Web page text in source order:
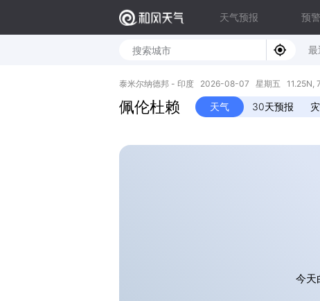
天气预报 预警
最
泰米尔纳德邦 - 印度 2026-08-07 星期五 11.25N,
佩伦杜赖 天气 30天预报
今天